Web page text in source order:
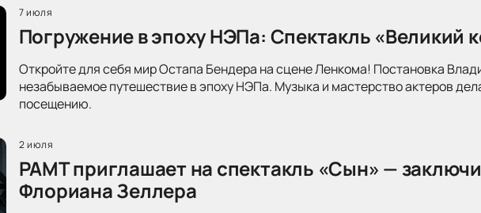
7 июля
Погружение в эпоху НЭПа: Спектакль «Великий
Откройте для себя мир Остапа Бендера на сцене Ленкома! Постановка
незабываемое путешествие в эпоху НЭПа. Музыка и мастерство актеров
посещению.
2 июля
РАМТ приглашает на спектакль «Сын» —
Флориана Зеллера